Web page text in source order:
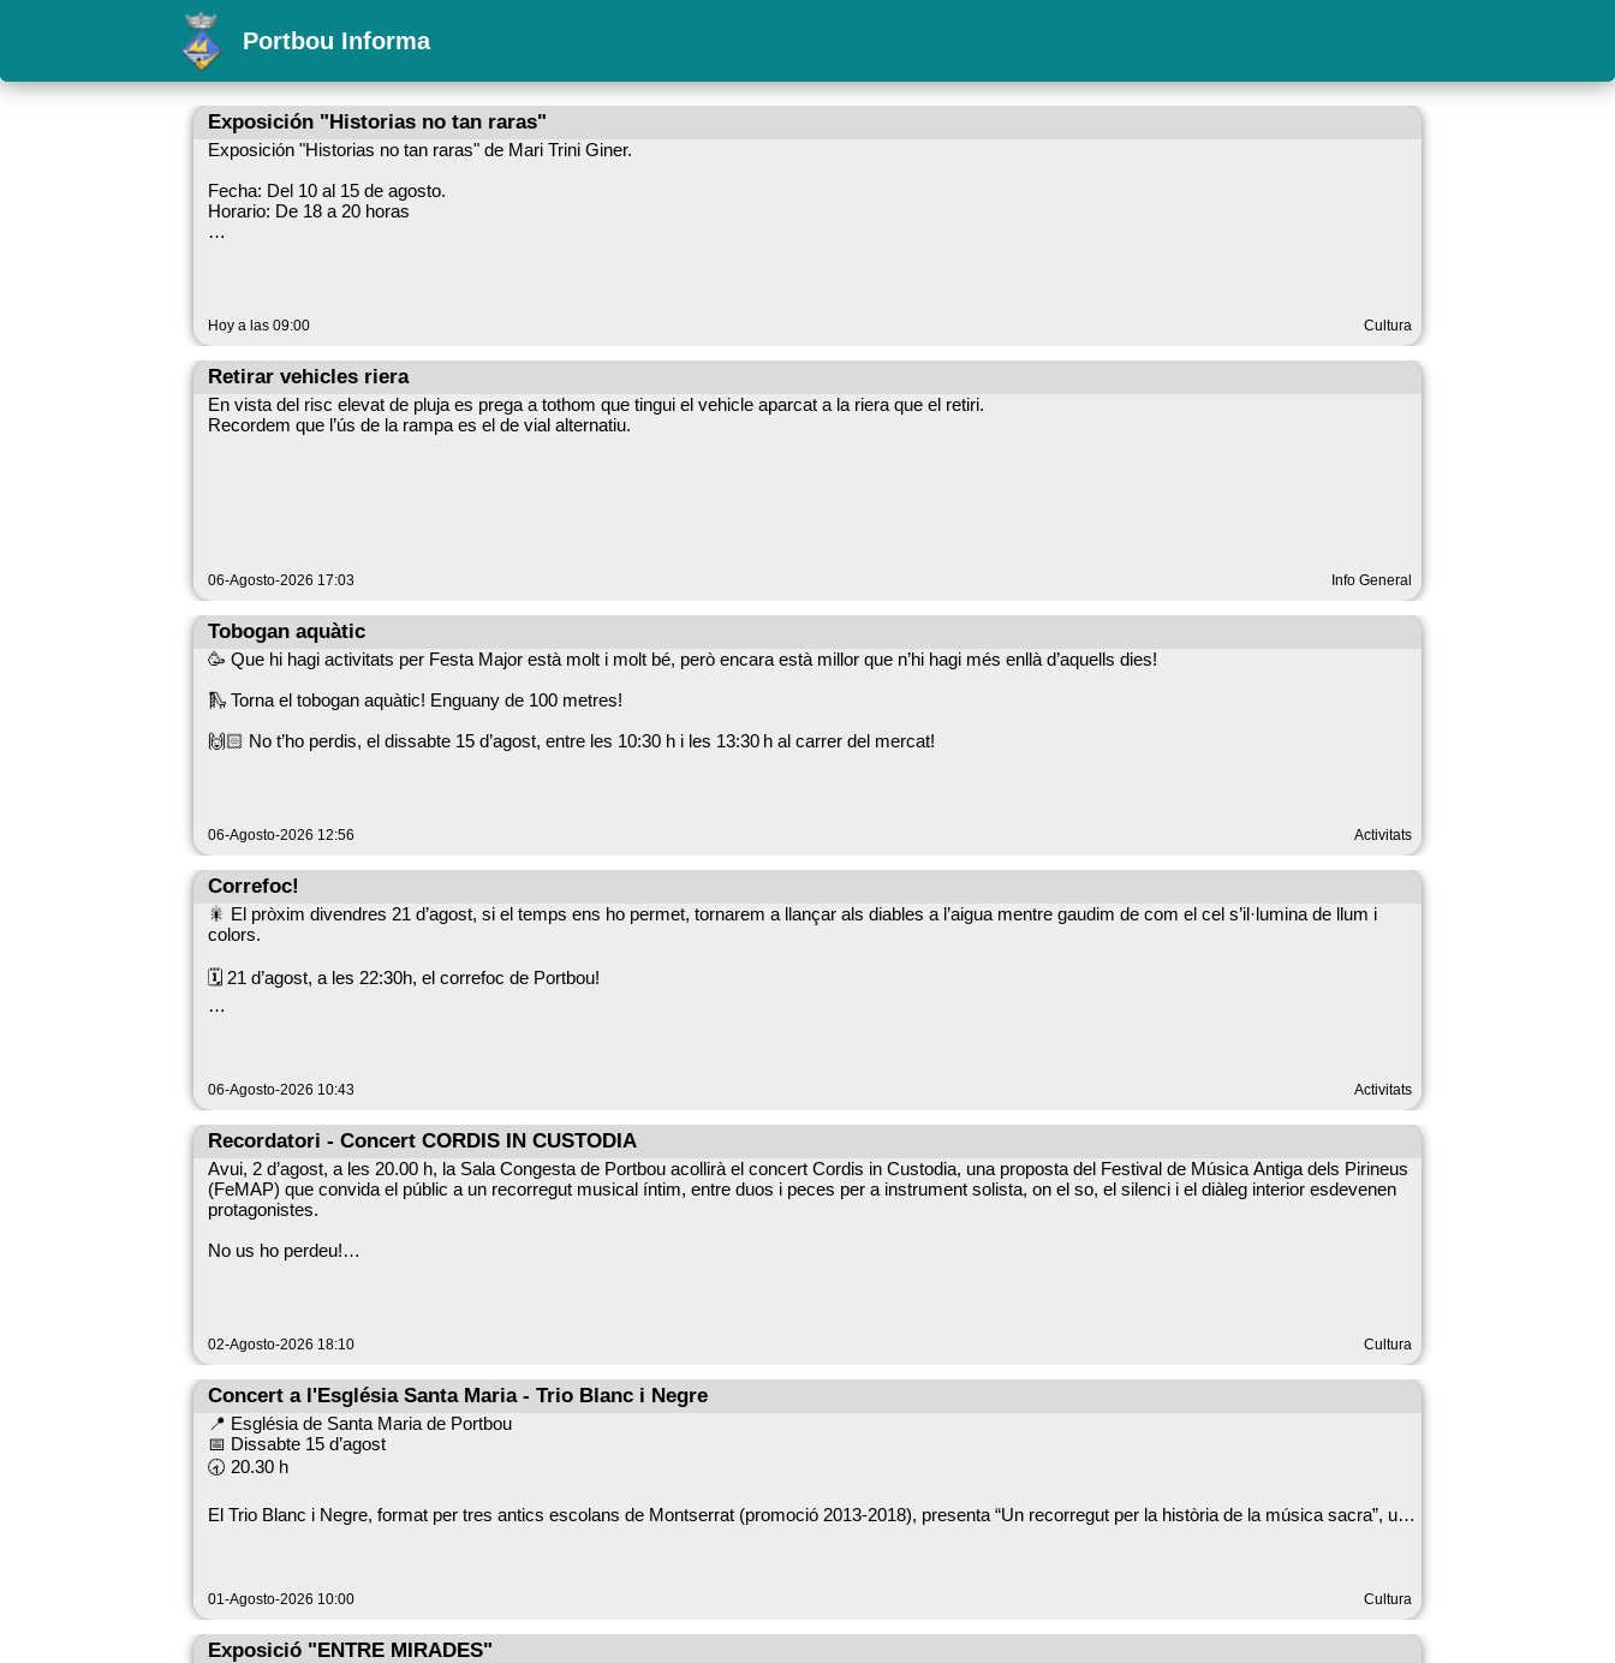
Portbou Informa
Exposición "Historias no tan raras"
Exposición "Historias no tan raras" de Mari Trini Giner.
Fecha: Del 10 al 15 de agosto.
Horario: De 18 a 20 horas
.Hoy a las 09:00 Cultura
Retirar vehicles riera
En vista del risc elevat de pluja es prega a tothom que tingui el vehicle aparcat a la riera que el retiri.
Recordem que l’ús de la rampa es el de vial alternatiu.
06-Agosto-2026 17:03 Info General
Tobogan aquàtic
🥳 Que hi hagi activitats per Festa Major està molt i molt bé, però encara està millor que n’hi hagi més enllà d’aquells dies!
🛝 Torna el tobogan aquàtic! Enguany de 100 metres!
🙌🏻 No t’ho perdis, el dissabte 15 d’agost, entre les 10:30 h i les 13:30 h al carrer del mercat!
06-Agosto-2026 12:56 Activitats
Correfoc!
🎇 El pròxim divendres 21 d’agost, si el temps ens ho permet, tornarem a llançar als diables a l’aigua mentre gaudim de com el cel s’il·lumina de llum i
colors.
🗓️ 21 d’agost, a les 22:30h, el correfoc de Portbou!
06-Agosto-2026 10:43 Activitats
Recordatori - Concert CORDIS IN CUSTODIA
Avui, 2 d’agost, a les 20.00 h, la Sala Congesta de Portbou acollirà el concert Cordis in Custodia, una proposta del Festival de Música Antiga dels Pirineus
(FeMAP) que convida el públic a un recorregut musical íntim, entre duos i peces per a instrument solista, on el so, el silenci i el diàleg interior esdevenen
protagonistes.
No us ho perdeu!
02-Agosto-2026 18:10 Cultura
Concert a l'Església Santa Maria - Trio Blanc i Negre
📍 Església de Santa Maria de Portbou
📅 Dissabte 15 d’agost
🕣 20.30 h
El Trio Blanc i Negre, format per tres antics escolans de Montserrat (promoció 2013-2018), presenta “Un recorregut per la història de la música sacra”, un
descobrir el context i la riquesa d'aquest patrimoni musical.
Una oportunitat única per gaudir d'un repertori excepcional en un entorn incomparable.
01-Agosto-2026 10:00 Cultura
Exposició "ENTRE MIRADES"